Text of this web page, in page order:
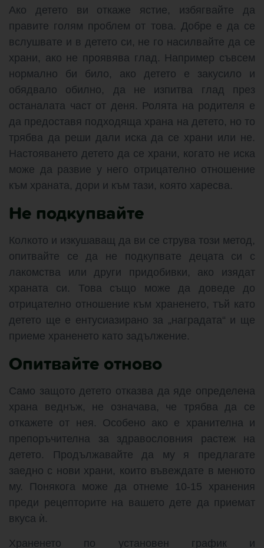
Ако детето ви откаже ястие, избягвайте да
правите голям проблем от това. Добре е да се
вслушвате и в детето си, не го насилвайте да се
храни, ако не проявява глад. Например съвсем
нормално би било, ако детето е закусило и
обядвало обилно, да не изпитва глад през
останалата част от деня. Ролята на родителя е
да предоставя подходяща храна на детето, но то
трябва да реши дали иска да се храни или не.
Настояването детето да се храни, когато не иска
може да развие у него отрицателно отношение
към храната, дори и към тази, която харесва.
Не подкупвайте
Колкото и изкушаващ да ви се струва този метод,
опитвайте се да не подкупвате децата си с
лакомства или други придобивки, ако изядат
храната си. Това също може да доведе до
отрицателно отношение към храненето, тъй като
детето ще е ентусиазирано за „наградата“ и ще
приеме храненето като задължение.
Опитвайте отново
Само защото детето отказва да яде определена
храна веднъж, не означава, че трябва да се
откажете от нея. Особено ако е хранителна и
препоръчителна за здравословния растеж на
детето. Продължавайте да му я предлагате
заедно с нови храни, които въвеждате в менюто
му. Понякога може да отнеме 10-15 хранения
преди рецепторите на вашето дете да приемат
вкуса ѝ.
Храненето по установен график и